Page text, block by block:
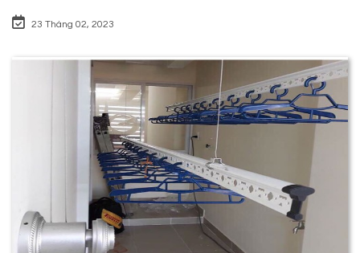
23 Tháng 02, 2023